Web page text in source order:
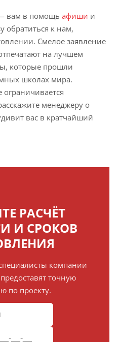
вам в помощь афиши и
обратиться к нам,
Смелое заявление
на лучшем
которые прошли
школах мира.
менеджеру о
вас в кратчайший
РАСЧЁТ
И СРОКОВ
компании
точную
по проекту.